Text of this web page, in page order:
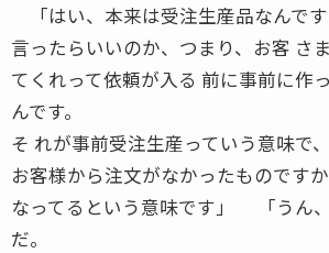
「はい、本来は受注生産品なんで
言ったらいいのか、つまり、お客 さ
てくれって依頼が入る 前に事前に作
んです。
そ れが事前受注生産っていう意味で
お客様から注文がなかったものです
なってるという意味です」 「うん
だ。